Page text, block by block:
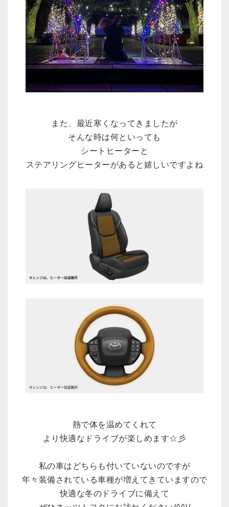
また、最近寒くなってきましたが
そんな時は何といっても
シートヒーターと
ステアリングヒーターがあると嬉しいですよね
熱で体を温めてくれて
より快適なドライブが楽しめます☆彡
私の車はどちらも付いていないのですが
年々装備されている車種が増えてきていますので
快適な冬のドライブに備えて